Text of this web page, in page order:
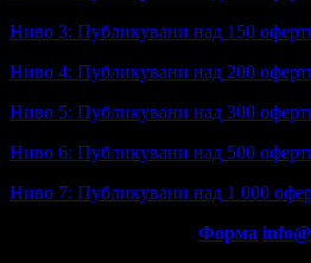
Ниво 3: Публикувани над 150
Ниво 4: Публикувани над 200
Ниво 5: Публикувани над 300
Ниво 6: Публикувани над 500
Ниво 7: Публикувани над 1 000
Форма